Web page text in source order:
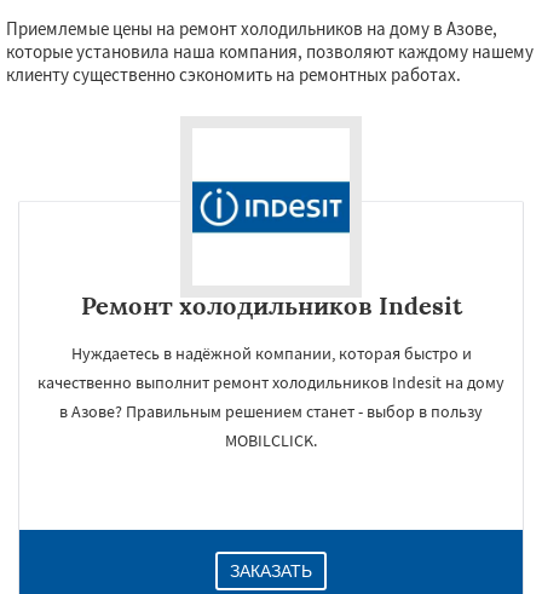
Приемлемые цены на ремонт холодильников на дому в Азове,
которые установила наша компания, позволяют каждому нашему
клиенту существенно сэкономить на ремонтных работах.
Ремонт холодильников Indesit
Нуждаетесь в надёжной компании, которая быстро и
качественно выполнит ремонт холодильников Indesit на дому
в Азове? Правильным решением станет - выбор в пользу
MOBILCLICK.
ЗАКАЗАТЬ